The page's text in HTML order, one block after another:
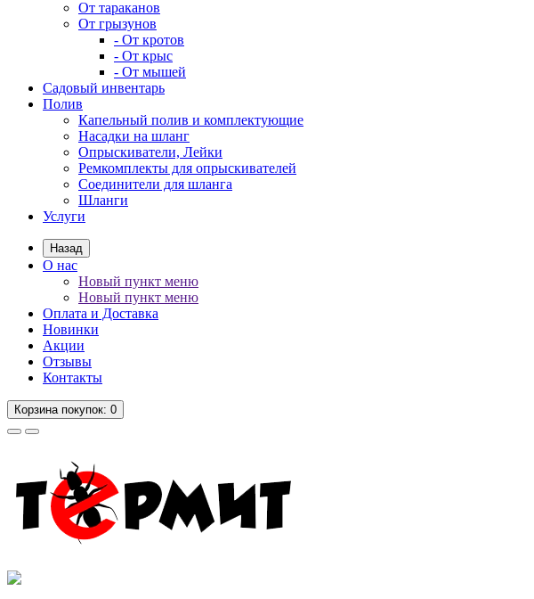
От тараканов
От грызунов
- От кротов
- От крыс
- От мышей
Садовый инвентарь
Полив
Капельный полив и комплектующие
Насадки на шланг
Опрыскиватели, Лейки
Ремкомплекты для опрыскивателей
Соединители для шланга
Шланги
Услуги
Назад
О нас
Новый пункт меню
Новый пункт меню
Оплата и Доставка
Новинки
Акции
Отзывы
Контакты
Корзинапокупок: 0